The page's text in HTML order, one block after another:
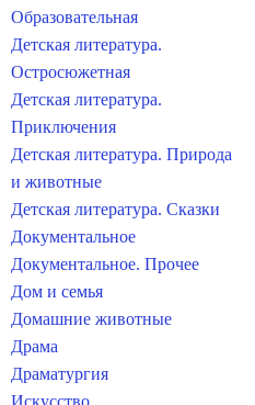
Образовательная
Детская литература.
Остросюжетная
Детская литература.
Приключения
Детская литература. Природа
и животные
Детская литература. Сказки
Документальное
Документальное. Прочее
Дом и семья
Домашние животные
Драма
Драматургия
Искусство